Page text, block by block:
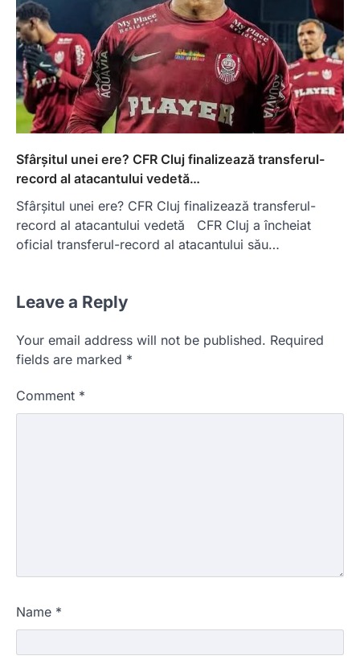
Sfârșitul unei ere? CFR Cluj finalizează transferul-
record al atacantului vedetă…
Sfârșitul unei ere? CFR Cluj finalizează transferul-
record al atacantului vedetă CFR Cluj a încheiat
oficial transferul-record al atacantului său…
Leave a Reply
Your email address will not be published. Required
fields are marked *
Comment *
Name *